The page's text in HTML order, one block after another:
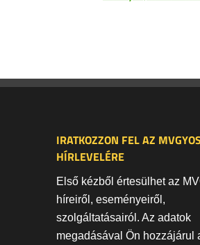
IRATKOZZON FEL AZ
HÍRLEVELÉRE
Első kézből értesülhet az
híreiről, eseményeiről,
szolgáltatásairól. Az adatok
megadásával Ön hozzájárul